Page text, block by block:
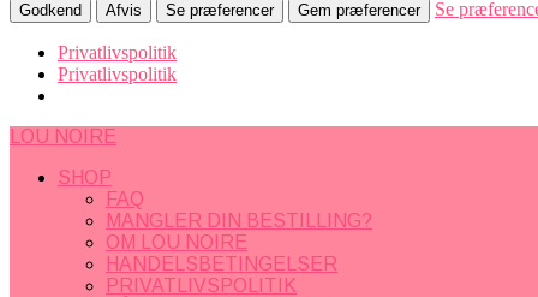
Godkend Afvis Se præferencer Gem præferencer Se
Privatlivspolitik
Privatlivspolitik
LOU NOIRE
SHOP
FAQ
MANGLER DIN BESTILLING?
OM LOU NOIRE
HANDELSBETINGELSER
PRIVATLIVSPOLITIK